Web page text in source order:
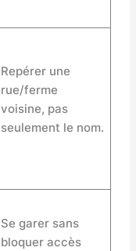
Repérer une
rue/ferme
voisine, pas
seulement le nom.
Se garer sans
bloquer accès